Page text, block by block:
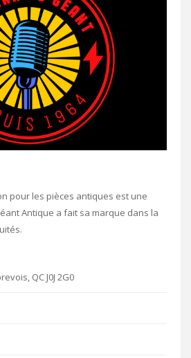
pour les pièces antiques est une
Antique a fait sa marque dans la
QC J0J 2G0